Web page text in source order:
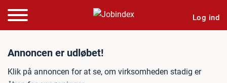
Log ind
Jobannonce:
Annoncen er udløbet!
Klik på annoncen for at se, om virksomheden stadig er